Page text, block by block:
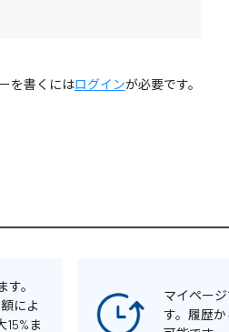
を書くにはログインが必要です。
。
によ
15%ま
マイペー
す。履歴